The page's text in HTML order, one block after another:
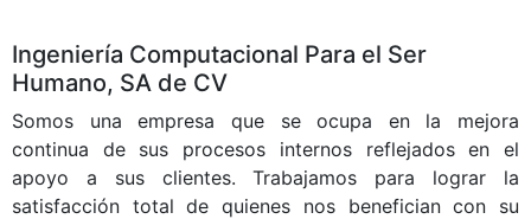
Ingeniería Computacional Para el Ser
Humano, SA de CV
Somos una empresa que se ocupa en la mejora
continua de sus procesos internos reflejados en el
apoyo a sus clientes. Trabajamos para lograr la
satisfacción total de quienes nos benefician con su